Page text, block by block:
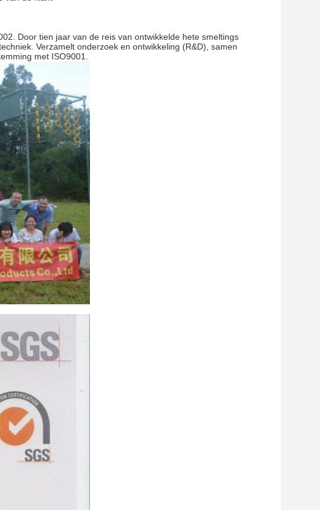
Door tien jaar van de reis van ontwikkelde hete smeltings
Verzamelt onderzoek en ontwikkeling (R&D), samen
met ISO9001.